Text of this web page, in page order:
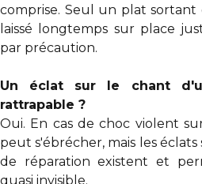
comprise. Seul un plat
laissé longtemps sur place
par précaution.
Un éclat sur le chant
rattrapable ?
Oui. En cas de choc violent
peut s'ébrécher, mais les
de réparation existent et
quasi invisible.